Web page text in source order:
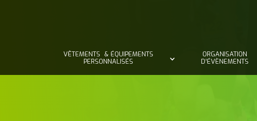
VÊTEMENTS & ÉQUIPEMENTS
PERSONNALISÉS
ORGANISATION
D’ÉVÈNEMENTS